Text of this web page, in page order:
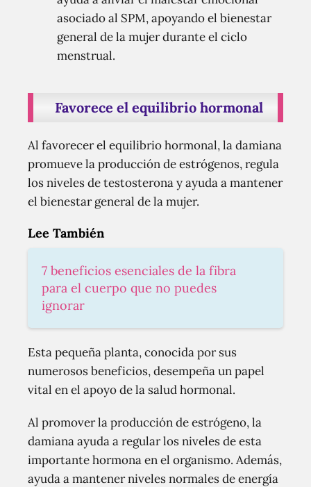
asociado al SPM, apoyando el bienestar
general de la mujer durante el ciclo
menstrual.
Favorece el equilibrio hormonal
Al favorecer el equilibrio hormonal, la damiana
promueve la producción de estrógenos, regula
los niveles de testosterona y ayuda a mantener
el bienestar general de la mujer.
Lee También
7 beneficios esenciales de la fibra
para el cuerpo que no puedes
ignorar
Esta pequeña planta, conocida por sus
numerosos beneficios, desempeña un papel
vital en el apoyo de la salud hormonal.
Al promover la producción de estrógeno, la
damiana ayuda a regular los niveles de esta
importante hormona en el organismo. Además,
ayuda a mantener niveles normales de energía